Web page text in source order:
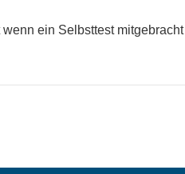
ein Selbsttest mitgebracht